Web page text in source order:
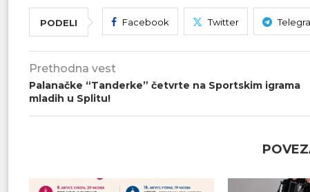
PODELI Facebook Twitter
Prethodna vest
Palanačke “Tanderke” četvrte na Sportskim igrama
mladih u Splitu!